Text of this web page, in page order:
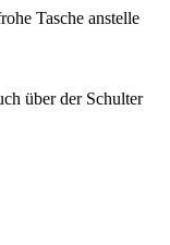
Tasche anstelle
über der Schulter